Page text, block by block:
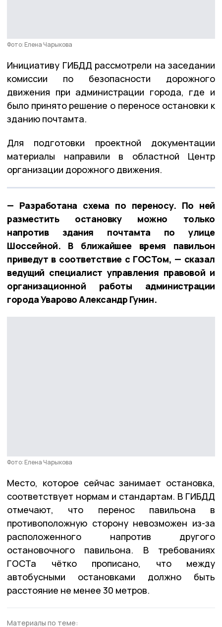
Фото: Елена Чарыкова
Инициативу ГИБДД рассмотрели на заседании
комиссии по безопасности дорожного
движения при администрации города, где и
было принято решение о переносе остановки к
зданию почтамта.
Для подготовки проектной документации
материалы направили в областной Центр
организации дорожного движения.
— Разработана схема по переносу. По ней
разместить остановку можно только
напротив здания почтамта по улице
Шоссейной. В ближайшее время павильон
приведут в соответствие с ГОСТом, — сказал
ведущий специалист управления правовой и
организационной работы администрации
города Уварово Александр Гунин.
Фото: Елена Чарыкова
Место, которое сейчас занимает остановка,
соответствует нормам и стандартам. В ГИБДД
отмечают, что перенос павильона в
противоположную сторону невозможен из-за
расположенного напротив другого
остановочного павильона. В требованиях
ГОСТа чётко прописано, что между
автобусными остановками должно быть
расстояние не менее 30 метров.
Материалы по теме: